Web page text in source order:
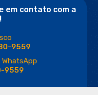
em contato com a
9559
9559